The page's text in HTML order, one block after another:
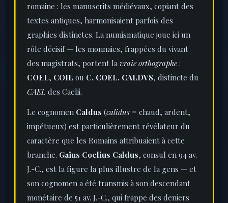
romaine : les manuscrits médiévaux, copiant des
textes antiques, harmonisaient parfois des
graphies distinctes. La numismatique joue ici un
rôle décisif — les monnaies, frappées du vivant
des magistrats, portent la vraie orthographe:
COEL, COIL ou C. COEL. CALDVS, distincte du
CAEL des Caelii.
Le cognomen Caldus (calidus = chaud, ardent,
impétueux) est particulièrement révélateur du
caractère que les Romains attribuaient à cette
branche. Gaius Coelius Caldus, consul en 94 av.
J.-C., est la figure la plus illustre de la gens — et
son cognomen a été transmis à son descendant
monétaire de 51 av. J.-C., qui frappe des deniers